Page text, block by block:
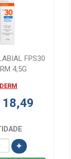
FPS30
4,5G
18,49